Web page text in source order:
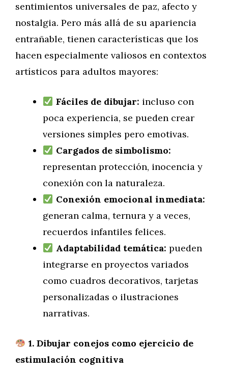
sentimientos universales de paz, afecto y
nostalgia. Pero más allá de su apariencia
entrañable, tienen características que los
hacen especialmente valiosos en contextos
artísticos para adultos mayores:
Fáciles de dibujar: incluso con
poca experiencia, se pueden crear
versiones simples pero emotivas.
Cargados de simbolismo:
representan protección, inocencia y
conexión con la naturaleza.
Conexión emocional inmediata:
generan calma, ternura y a veces,
recuerdos infantiles felices.
Adaptabilidad temática: pueden
integrarse en proyectos variados
como cuadros decorativos, tarjetas
personalizadas o ilustraciones
narrativas.
1. Dibujar conejos como ejercicio de
estimulación cognitiva